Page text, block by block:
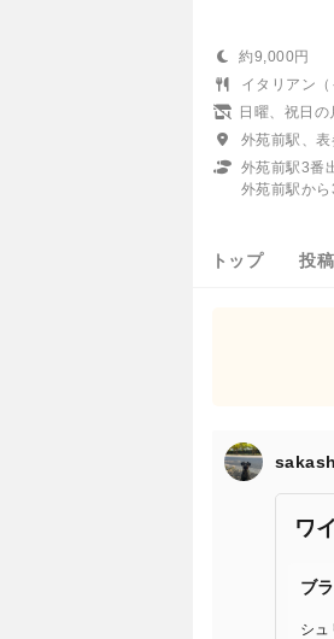
約9,000円
イタリアン
日曜、祝日の
外苑前駅、表
外苑前駅3番
外苑前駅か
トップ 投稿
ワ
ブ
シュ